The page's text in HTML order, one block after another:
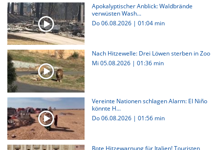
Apokalyptischer Anblick: Waldbrände
verwüsten Wash...
Do 06.08.2026 | 01:04 min
Nach Hitzewelle: Drei Löwen sterben in Zoo
Mi 05.08.2026 | 01:36 min
Vereinte Nationen schlagen Alarm: El Niño
könnte H...
Do 06.08.2026 | 01:56 min
Rote Hitzewarnung für Italien! Touristen